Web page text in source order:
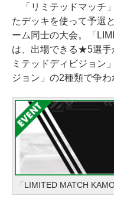
「リミテッドマッチ
たデッキを使って予選
ーム同士の大会。「
は、出場できる★5選手
ミテッドディビジョン
ジョン」の2種類で争わ
「LIMITED MATCH